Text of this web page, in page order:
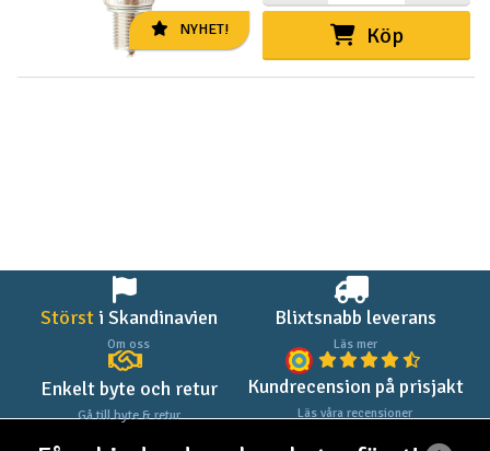
NYHET! Köp
Störsti Skandinavien
Om oss
Blixtsnabb leverans
Läs mer
Enkelt byte och retur
Gå till byte & retur
Kundrecension på prisjakt
Läs våra recensioner